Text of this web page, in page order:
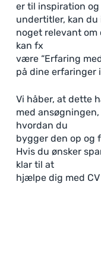
er til inspiration
undertitler, kan
noget relevant
kan fx
være “Erfaring
på dine erfaringer
Vi håber, at dette
med
hvordan du
bygger den op og
Hvis du ønsker
klar til at
hjælpe dig med